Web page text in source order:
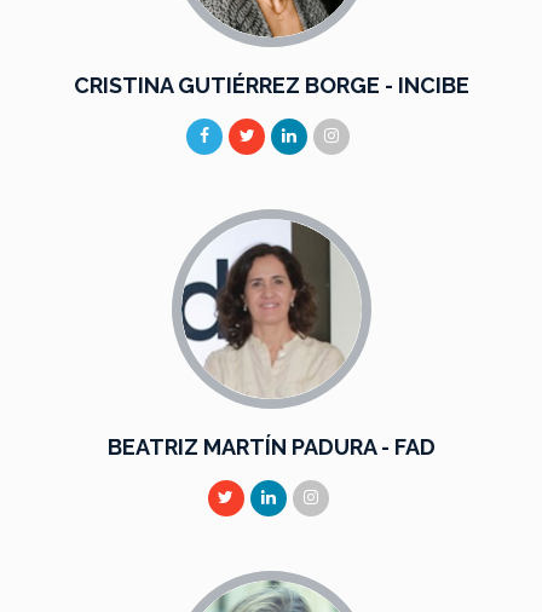
CRISTINA GUTIÉRREZ BORGE - INCIBE
BEATRIZ MARTÍN PADURA - FAD